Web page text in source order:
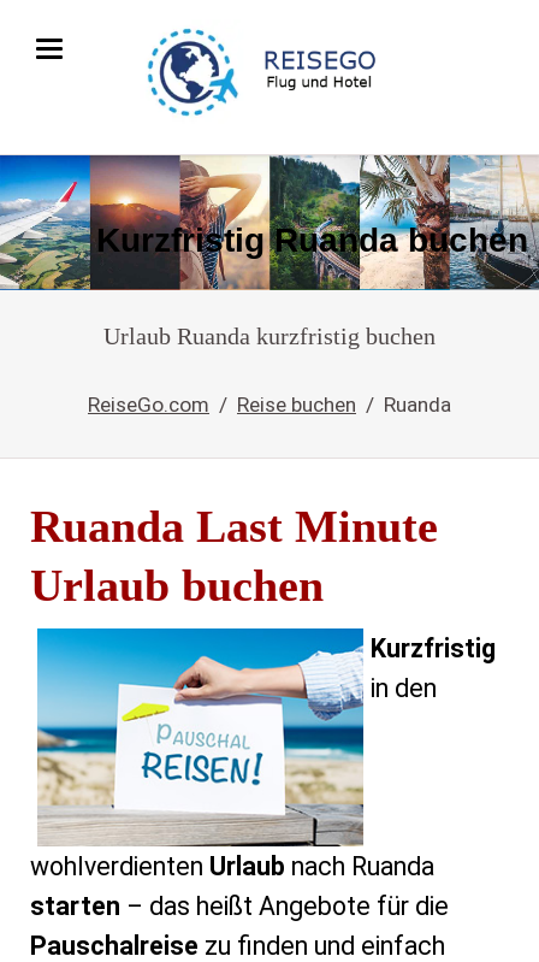
Kurzfristig Ruanda buchen
Urlaub Ruanda kurzfristig buchen
ReiseGo.com Reise buchen Ruanda
Ruanda Last Minute
Urlaub buchen
Kurzfristig
in den
wohlverdienten Urlaub nach Ruanda
starten – das heißt Angebote für die
Pauschalreise zu finden und einfach